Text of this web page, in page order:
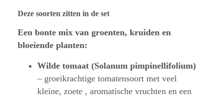
Deze soorten zitten in de set
Een bonte mix van groenten, kruiden en
bloeiende planten:
Wilde tomaat (Solanum pimpinellifolium)
– groeikrachtige tomatensoort met veel
kleine, zoete , aromatische vruchten en een